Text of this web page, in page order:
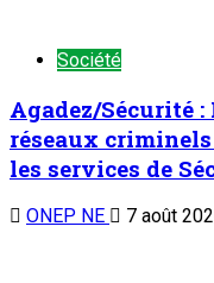
Société
Agadez/Sécurité
réseaux
les services de
ONEP NE 7 août